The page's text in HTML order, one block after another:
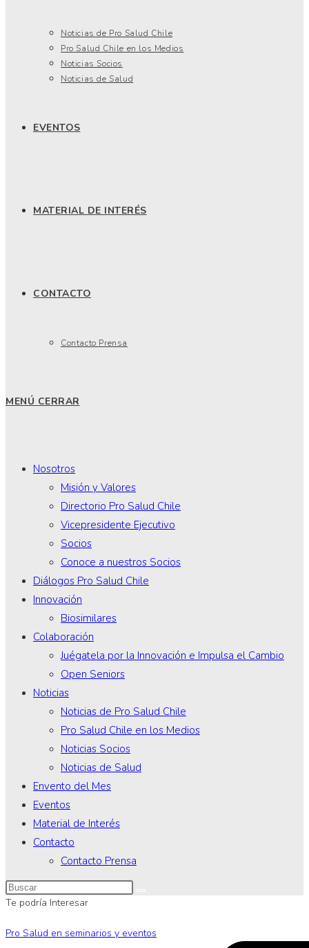
Noticias de Pro Salud Chile
Pro Salud Chile en los Medios
Noticias Socios
Noticias de Salud
EVENTOS
MATERIAL DE INTERÉS
CONTACTO
Contacto Prensa
MENÚ CERRAR
Nosotros
Misión y Valores
Directorio Pro Salud Chile
Vicepresidente Ejecutivo
Socios
Conoce a nuestros Socios
Diálogos Pro Salud Chile
Innovación
Biosimilares
Colaboración
Juégatela por la Innovación e Impulsa el Cambio
Open Seniors
Noticias
Noticias de Pro Salud Chile
Pro Salud Chile en los Medios
Noticias Socios
Noticias de Salud
Envento del Mes
Eventos
Material de Interés
Contacto
Contacto Prensa
Te podría Interesar
Pro Salud en seminarios y eventos